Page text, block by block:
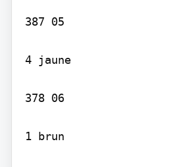
387 05
4 jaune
378 06
1 brun